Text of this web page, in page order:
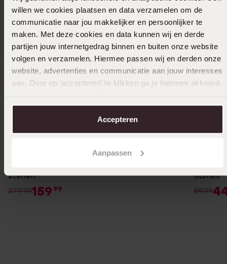
willen we cookies plaatsen en data verzamelen om de
communicatie naar jou makkelijker en persoonlijker te
maken. Met deze cookies en data kunnen wij en derde
partijen jouw internetgedrag binnen en buiten onze website
volgen en verzamelen. Hiermee passen wij en derden onze
website, advertenties en communicatie aan jouw interesses
aan. Door op ‘accepteren’ te klikken ga je hiermee akkoord.
over in onscookiebeleid.
Accepteren
Aanpassen
stenen
279.99159 99
dames
59.99